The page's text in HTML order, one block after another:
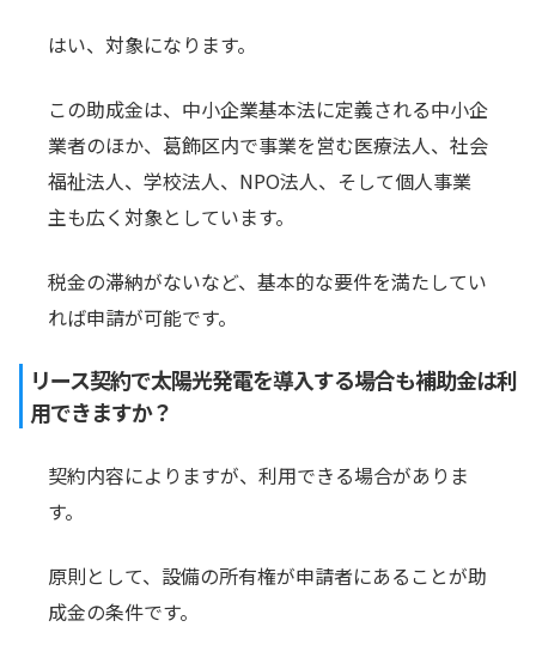
はい、対象になります。
この助成金は、中小企業基本法に定義される中小企
業者のほか、葛飾区内で事業を営む医療法人、社会
福祉法人、学校法人、NPO法人、そして個人事業
主も広く対象としています。
税金の滞納がないなど、基本的な要件を満たしてい
れば申請が可能です。
リース契約で太陽光発電を導入する場合も補助金は利
用できますか？
契約内容によりますが、利用できる場合がありま
す。
原則として、設備の所有権が申請者にあることが助
成金の条件です。